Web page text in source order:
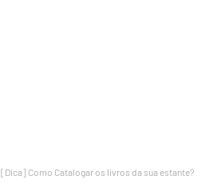
[Dica] Como Catalogar os livros da sua estante?